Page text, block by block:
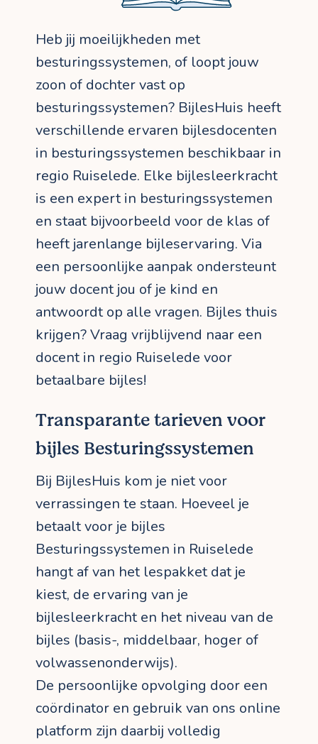
Heb jij moeilijkheden met
besturingssystemen, of loopt jouw
zoon of dochter vast op
besturingssystemen? BijlesHuis heeft
verschillende ervaren bijlesdocenten
in besturingssystemen beschikbaar in
regio Ruiselede. Elke bijlesleerkracht
is een expert in besturingssystemen
en staat bijvoorbeeld voor de klas of
heeft jarenlange bijleservaring. Via
een persoonlijke aanpak ondersteunt
jouw docent jou of je kind en
antwoordt op alle vragen. Bijles thuis
krijgen? Vraag vrijblijvend naar een
docent in regio Ruiselede voor
betaalbare bijles!
Transparante tarieven voor
bijles Besturingssystemen
Bij BijlesHuis kom je niet voor
verrassingen te staan. Hoeveel je
betaalt voor je bijles
Besturingssystemen in Ruiselede
hangt af van het lespakket dat je
kiest, de ervaring van je
bijlesleerkracht en het niveau van de
bijles (basis-, middelbaar, hoger of
volwassenonderwijs).
De persoonlijke opvolging door een
coördinator en gebruik van ons online
platform zijn daarbij volledig